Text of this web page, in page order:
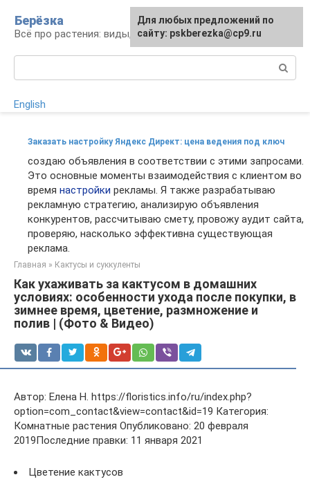
контенту
Берёзка
Всё про растения: виды, выращивание, уход
English
Заказать настройку Яндекс Директ: цена ведения под ключ
создаю объявления в соответствии с этими запросами.
Это основные моменты взаимодействия с клиентом во
время настройки рекламы. Я также разрабатываю
рекламную стратегию, анализирую объявления
конкурентов, рассчитываю смету, провожу аудит сайта,
проверяю, насколько эффективна существующая
реклама.
Главная » Кактусы и суккуленты
Как ухаживать за кактусом в домашних
условиях: особенности ухода после покупки, в
зимнее время, цветение, размножение и
полив | (Фото & Видео)
Автор: Елена Н. https://floristics.info/ru/index.php?
option=com_contact&view=contact&id=19 Категория:
Комнатные растения Опубликовано: 20 февраля
2019Последние правки: 11 января 2021
Цветение кактусов
Для любых предложений по
сайту: pskberezka@cp9.ru